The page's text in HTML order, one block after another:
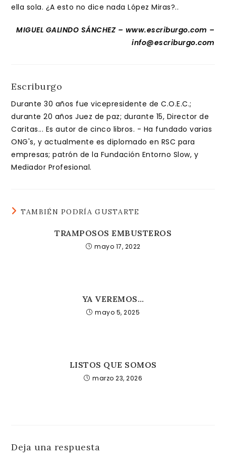
ella sola. ¿A esto no dice nada López Miras?..
MIGUEL GALINDO SÁNCHEZ – www.escriburgo.com –
info@escriburgo.com
Escriburgo
Durante 30 años fue vicepresidente de C.O.E.C.;
durante 20 años Juez de paz; durante 15, Director de
Caritas... Es autor de cinco libros. - Ha fundado varias
ONG's, y actualmente es diplomado en RSC para
empresas; patrón de la Fundación Entorno Slow, y
Mediador Profesional.
TAMBIÉN PODRÍA GUSTARTE
TRAMPOSOS EMBUSTEROS
mayo 17, 2022
YA VEREMOS…
mayo 5, 2025
LISTOS QUE SOMOS
marzo 23, 2026
Deja una respuesta